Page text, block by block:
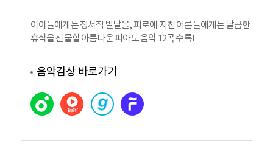
아이들에게는 정서적 발달을, 피로에 지친 어른들에게는 달콤한
휴식을 선물할 아름다운 피아노 음악 12곡 수록!
음악감상 바로가기